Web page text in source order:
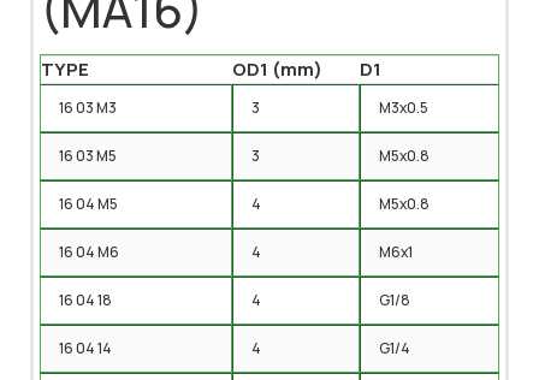
TYPE OD1 (mm) D1
16 03 M3 3 M3x0.5
16 03 M5 3 M5x0.8
16 04 M5 4 M5x0.8
16 04 M6 4 M6x1
16 04 18 4 G1/8
16 04 14 4 G1/4